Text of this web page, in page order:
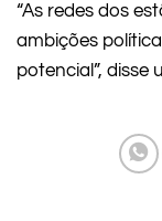
“As redes dos
ambições
potencial”, disse